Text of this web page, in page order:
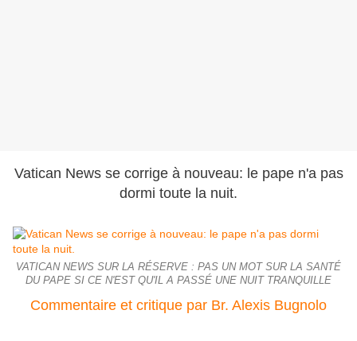
Vatican News se corrige à nouveau: le pape n'a pas
dormi toute la nuit.
VATICAN NEWS SUR LA RÉSERVE : PAS UN MOT SUR LA SANTÉ
DU PAPE SI CE N'EST QU'IL A PASSÉ UNE NUIT TRANQUILLE
Commentaire et critique par Br. Alexis Bugnolo